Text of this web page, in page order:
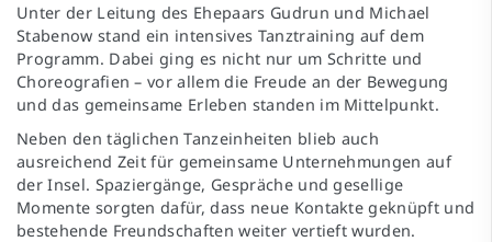
Unter der Leitung des Ehepaars Gudrun und Michael
Stabenow stand ein intensives Tanztraining auf dem
Programm. Dabei ging es nicht nur um Schritte und
Choreografien – vor allem die Freude an der Bewegung
und das gemeinsame Erleben standen im Mittelpunkt.
Neben den täglichen Tanzeinheiten blieb auch
ausreichend Zeit für gemeinsame Unternehmungen auf
der Insel. Spaziergänge, Gespräche und gesellige
Momente sorgten dafür, dass neue Kontakte geknüpft und
bestehende Freundschaften weiter vertieft wurden.